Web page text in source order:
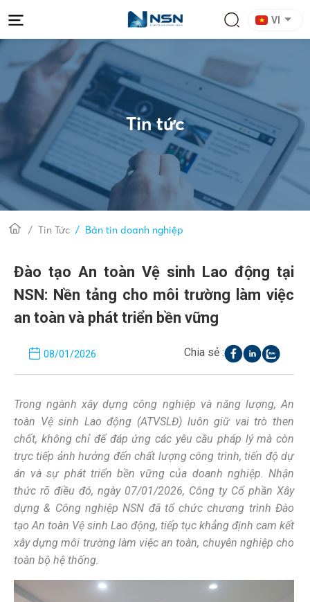
VI
Tin tức
Tin Tức Bản tin doanh nghiệp
Đào tạo An toàn Vệ sinh Lao động tại
NSN: Nền tảng cho môi trường làm việc
an toàn và phát triển bền vững
08/01/2026 Chia sẻ :
Trong ngành xây dựng công nghiệp và năng lượng,An
toàn Vệ sinh Lao động (ATVSLĐ) luôn giữ vai trò then
chốt, không chỉ để đáp ứng các yêu cầu pháp lý mà còn
trực tiếp ảnh hưởng đến chất lượng công trình, tiến độ dự
án và sự phát triển bền vững của doanh nghiệp. Nhận
thức rõ điều đó, ngày 07/01/2026, Công ty Cổ phần Xây
dựng & Công nghiệp NSN đã tổ chức chương trìnhĐào
tạo An toàn Vệ sinh Lao động, tiếp tục khẳng định cam kết
xây dựng môi trường làm việc an toàn, chuyên nghiệp cho
toàn bộ hệ thống.